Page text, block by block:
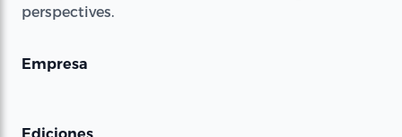
perspectives.
Empresa